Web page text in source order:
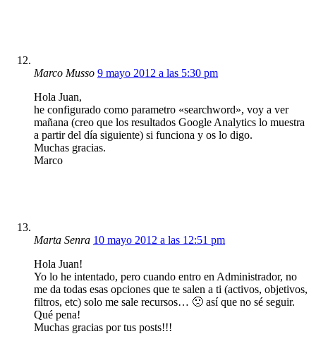
Marco Musso 9 mayo 2012 a las 5:30 pm
Hola Juan,
he configurado como parametro «searchword», voy a ver
mañana (creo que los resultados Google Analytics lo muestra
a partir del día siguiente) si funciona y os lo digo.
Muchas gracias.
Marco
Marta Senra 10 mayo 2012 a las 12:51 pm
Hola Juan!
Yo lo he intentado, pero cuando entro en Administrador, no
me da todas esas opciones que te salen a ti (activos, objetivos,
filtros, etc) solo me sale recursos… 🙁 así que no sé seguir.
Qué pena!
Muchas gracias por tus posts!!!